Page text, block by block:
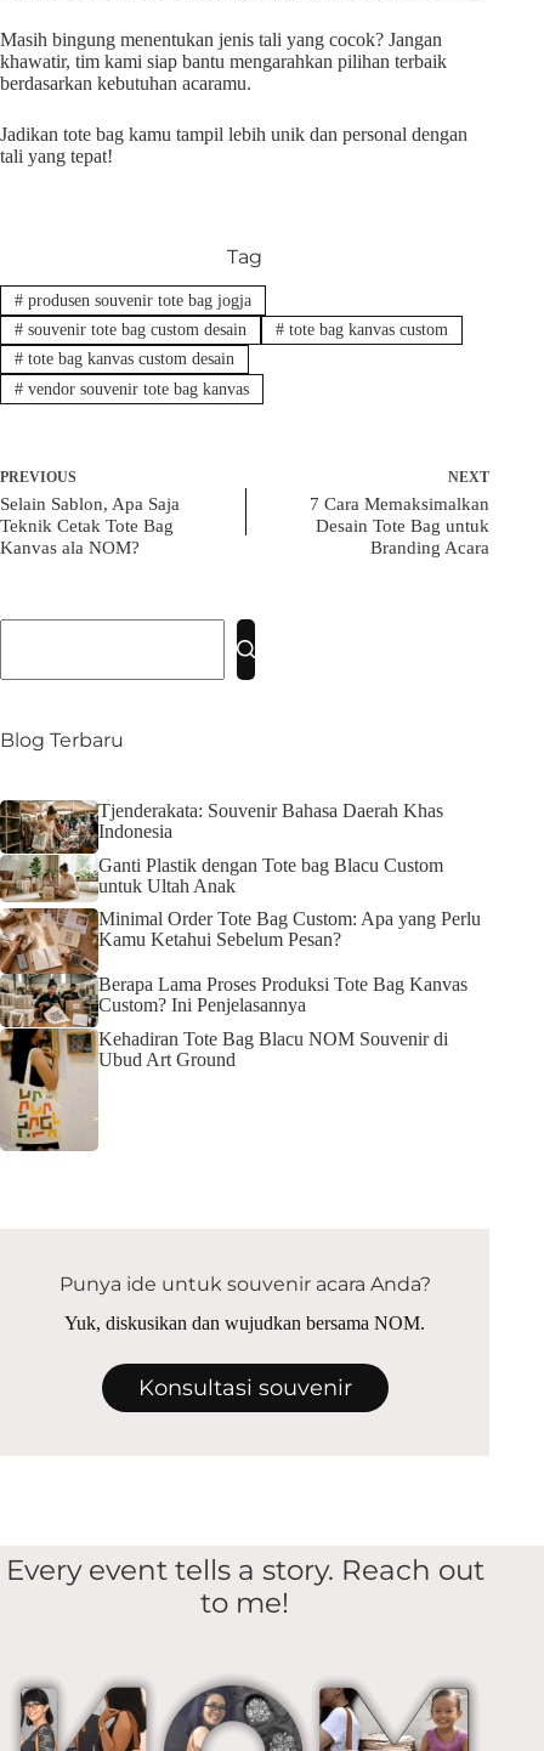
Masih bingung menentukan jenis tali yang cocok? Jangan
khawatir, tim kami siap bantu mengarahkan pilihan terbaik
berdasarkan kebutuhan acaramu.
Jadikan tote bag kamu tampil lebih unik dan personal dengan
tali yang tepat!
Tag
#produsen souvenir tote bag jogja
#souvenir tote bag custom desain #tote bag kanvas custom
#tote bag kanvas custom desain
#vendor souvenir tote bag kanvas
PREVIOUS
Selain Sablon, Apa Saja
Teknik Cetak Tote Bag
Kanvas ala NOM?
NEXT
7 Cara Memaksimalkan
Desain Tote Bag untuk
Branding Acara
Blog Terbaru
Tjenderakata: Souvenir Bahasa Daerah Khas
Indonesia
Ganti Plastik dengan Tote bag Blacu Custom
untuk Ultah Anak
Minimal Order Tote Bag Custom: Apa yang Perlu
Kamu Ketahui Sebelum Pesan?
Berapa Lama Proses Produksi Tote Bag Kanvas
Custom? Ini Penjelasannya
Kehadiran Tote Bag Blacu NOM Souvenir di
Ubud Art Ground
Punya ide untuk souvenir acara Anda?
Yuk, diskusikan dan wujudkan bersama NOM.
Konsultasi souvenir
Every event tells a story. Reach out
to me!